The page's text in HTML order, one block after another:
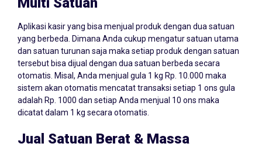
Aplikasi kasir yang bisa menjual produk dengan dua satuan
yang berbeda. Dimana Anda cukup mengatur satuan utama
dan satuan turunan saja maka setiap produk dengan satuan
tersebut bisa dijual dengan dua satuan berbeda secara
otomatis. Misal, Anda menjual gula 1 kg Rp. 10.000 maka
sistem akan otomatis mencatat transaksi setiap 1 ons gula
adalah Rp. 1000 dan setiap Anda menjual 10 ons maka
dicatat dalam 1 kg secara otomatis.
Jual Satuan Berat & Massa